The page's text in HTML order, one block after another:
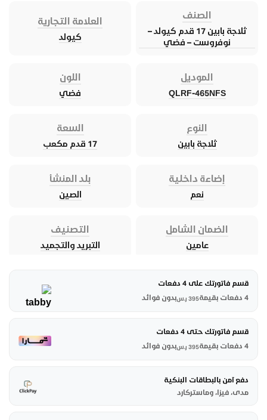
الصنف
ثلاجة بابين 17 قدم كيولد –
نوفروست – فضي
العلامة التجارية
كيولد
الموديل
QLRF-465NFS
اللون
فضي
النوع
ثلاجة بابين
السعة
17 قدم مكعب
إضاءة داخلية
نعم
بلد المنشأ
الصين
الضمان الشامل
عامين
التصنيف
التبريد والتجميد
قسم فاتورتك على 4 دفعات
4 دفعات بقيمة
395 ر.سبدون فوائد
قسم فاتورتك حتى 4 دفعات
4 دفعات بقيمة
395 ر.سبدون فوائد
دفع آمن بالبطاقات البنكية
مدى، فيزا، وماستركارد